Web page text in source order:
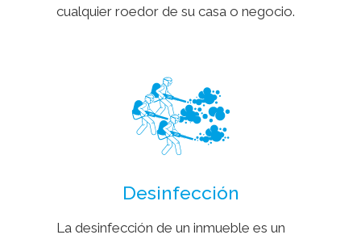
cualquier roedor de su casa o negocio.
Desinfección
La desinfección de un inmueble es un